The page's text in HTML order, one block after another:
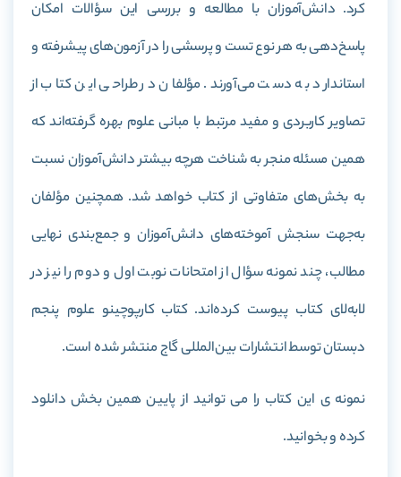
کرد. دانش‌آموزان با مطالعه و بررسی این سؤالات امکان
پاسخ‌دهی به هر نوع تست و پرسشی را در آزمون‌های پیشرفته و
استاندارد به دست می‌آورند. مؤلفان در طراحی این کتاب از
تصاویر کاربردی و مفید مرتبط با مبانی علوم بهره گرفته‌اند که
همین مسئله منجر به شناخت هرچه بیشتر دانش‌آموزان نسبت
به بخش‌های متفاوتی از کتاب خواهد شد.همچنین مؤلفان
به‌جهت سنجش آموخته‌های دانش‌آموزان و جمع‌بندی نهایی
مطالب، چند نمونه سؤال از امتحانات نوبت اول و دوم را نیز در
لابه‌لای کتاب پیوست کرده‌اند. کتاب کارپوچینو علوم پنجم
دبستان توسط انتشارات بین‌المللی گاج منتشر شده است.
نمونه ی این کتاب را می توانید از پایین همین بخش دانلود
کرده و بخوانید.